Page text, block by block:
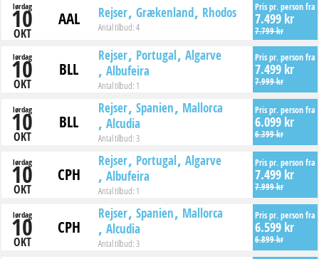
lørdag
10
OKT
AAL Rejser Grækenland Rhodos
Antal tilbud:4
Pris pr. person fra
7.499 kr
7.799 kr
lørdag
10
OKT
BLL
Rejser Portugal Algarve
Albufeira
Antal tilbud: 1
Pris pr. person fra
7.499 kr
7.999 kr
lørdag
10
OKT
BLL
Rejser Spanien
Mallorca
Alcudia
Antal tilbud:3
Pris pr. person fra
6.099 kr
6.399 kr
lørdag
10
OKT
CPH
Rejser Portugal Algarve
Albufeira
Antal tilbud: 1
Pris pr. person fra
7.499 kr
7.999 kr
lørdag
10
OKT
CPH
Rejser Spanien
Mallorca
Alcudia
Antal tilbud:3
Pris pr. person fra
6.599 kr
6.899 kr